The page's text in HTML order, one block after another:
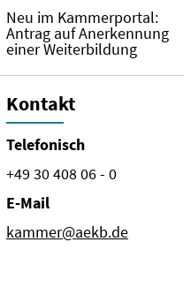
Neu im Kammerportal:
Antrag auf Anerkennung
einer Weiterbildung
Kontakt
Telefonisch
+49 30 408 06 - 0
E-Mail
kammer@aekb.de